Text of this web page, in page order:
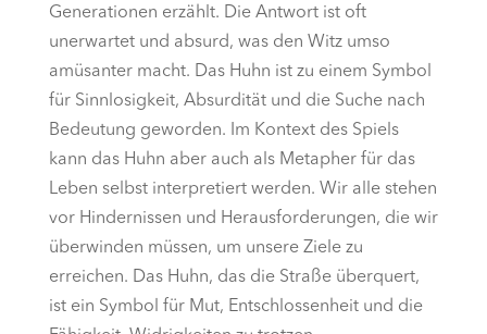
Generationen erzählt. Die Antwort ist oft
unerwartet und absurd, was den Witz umso
amüsanter macht. Das Huhn ist zu einem Symbol
für Sinnlosigkeit, Absurdität und die Suche nach
Bedeutung geworden. Im Kontext des Spiels
kann das Huhn aber auch als Metapher für das
Leben selbst interpretiert werden. Wir alle stehen
vor Hindernissen und Herausforderungen, die wir
überwinden müssen, um unsere Ziele zu
erreichen. Das Huhn, das die Straße überquert,
ist ein Symbol für Mut, Entschlossenheit und die